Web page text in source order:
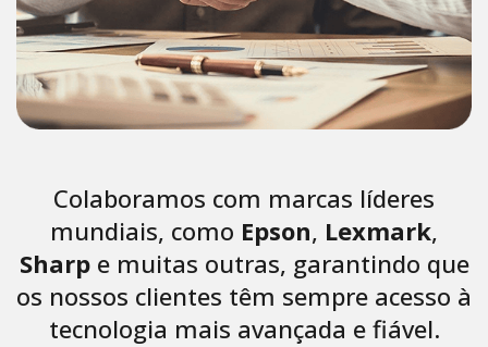
Colaboramos com marcas líderes
mundiais, como Epson, Lexmark,
Sharpe muitas outras, garantindo que
os nossos clientes têm sempre acesso à
tecnologia mais avançada e fiável.